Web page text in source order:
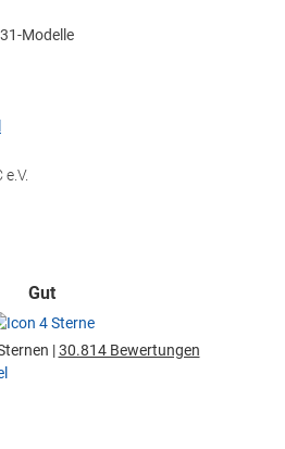
Modelle
Gut
|30.814 Bewertungen